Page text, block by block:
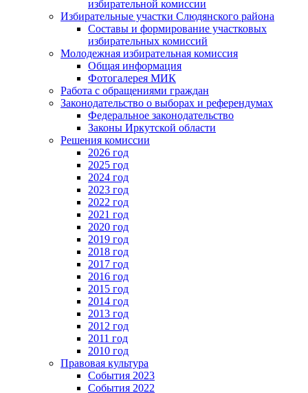
избирательной комиссии
Избирательные участки Слюдянского района
Составы и формирование участковых
избирательных комиссий
Молодежная избирательная комиссия
Общая информация
Фотогалерея МИК
Работа с обращениями граждан
Законодательство о выборах и референдумах
Федеральное законодательство
Законы Иркутской области
Решения комиссии
2026 год
2025 год
2024 год
2023 год
2022 год
2021 год
2020 год
2019 год
2018 год
2017 год
2016 год
2015 год
2014 год
2013 год
2012 год
2011 год
2010 год
Правовая культура
События 2023
События 2022